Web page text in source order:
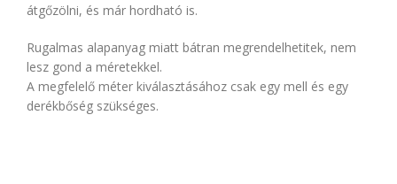
átgőzölni, és már hordható is.
Rugalmas alapanyag miatt bátran megrendelhetitek, nem
lesz gond a méretekkel.
A megfelelő méter kiválasztásához csak egy mell és egy
derékbőség szükséges.